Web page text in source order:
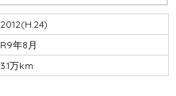
2012(H.24)
R9年8月
3.1万km